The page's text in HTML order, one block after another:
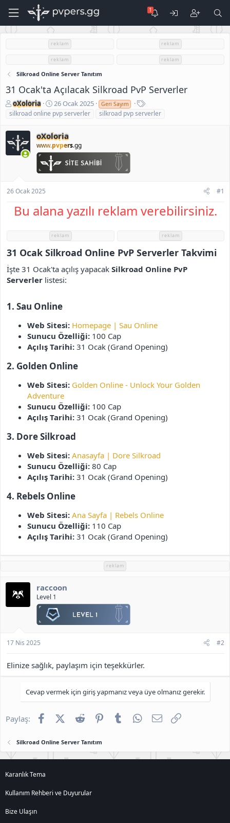
reklam reklam
reklam reklam
Silkroad Online Server Tanıtım
31 Ocak'ta Açılacak Silkroad PvP Serverler
K
o
u
S
a
h
oXoloria
B
a
a
n
ı
i
i
26 Ocak 2025 Geri Sayım
E
t
silkroad online pvp serverler silkroad pvp serverler
oXoloria
www.pvpers.gg
26 Ocak 2025 #1
Bu alana yazılı reklam verebilirsiniz.
reklam reklam
31 Ocak Silkroad Online PvP Serverler Takvimi
İşte 31 Ocak'ta açılış yapacak Silkroad Online PvP
Serverler listesi:
1. Sau Online
Web Sitesi: Homepage | Sau Online
Sunucu Özelliği: 100 Cap
Açılış Tarihi: 31 Ocak (Grand Opening)
2. Golden Online
Web Sitesi: Golden Online - Unlock Your Golden
Adventure
Sunucu Özelliği: 100 Cap
Açılış Tarihi: 31 Ocak (Grand Opening)
3. Dore Silkroad
Web Sitesi: Anasayfa | Dore Silkroad
Sunucu Özelliği: 80 Cap
Açılış Tarihi: 31 Ocak (Grand Opening)
4. Rebels Online
Web Sitesi: Ana Sayfa | Rebels Online
Sunucu Özelliği: 110 Cap
Açılış Tarihi: 31 Ocak (Grand Opening)
reklam
raccoon
Level 1
17 Nis 2025 #2
Elinize sağlık, paylaşım için teşekkürler.
Cevap vermek için giriş yapmanız veya üye olmanız gerekir.
Paylaş: FacebookX (Twitter)
Reddit PinterestTumblr WhatsApp
E-posta
Silkroad Online Server Tanıtım
Karanlık Tema
Kullanım Rehberi ve Duyurular
Bize Ulaşın